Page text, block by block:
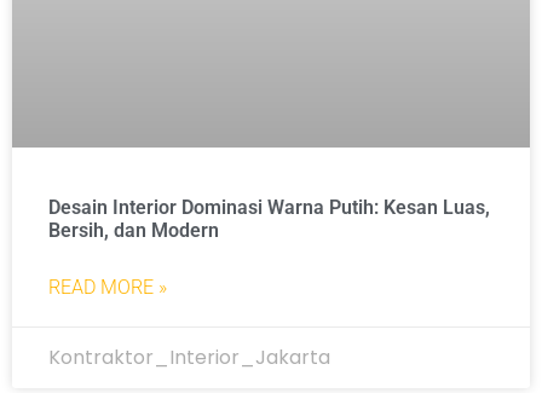
Desain Interior Dominasi Warna Putih: Kesan Luas,
Bersih, dan Modern
READ MORE »
Kontraktor_Interior_Jakarta